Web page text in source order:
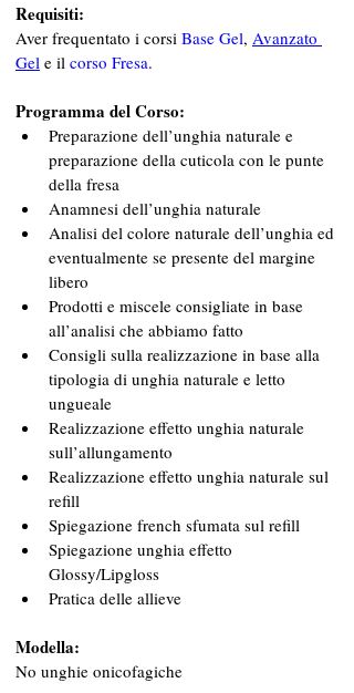
Requisiti:
Aver frequentato i corsi Base Gel, Avanzato
Gel e il corso Fresa.
Programma del Corso:
Preparazione dell’unghia naturale e
preparazione della cuticola con le punte
della fresa
Anamnesi dell’unghia naturale
Analisi del colore naturale dell’unghia ed
eventualmente se presente del margine
libero
Prodotti e miscele consigliate in base
all’analisi che abbiamo fatto
Consigli sulla realizzazione in base alla
tipologia di unghia naturale e letto
ungueale
Realizzazione effetto unghia naturale
sull’allungamento
Realizzazione effetto unghia naturale sul
refill
Spiegazione french sfumata sul refill
Spiegazione unghia effetto
Glossy/Lipgloss
Pratica delle allieve
Modella:
No unghie onicofagiche